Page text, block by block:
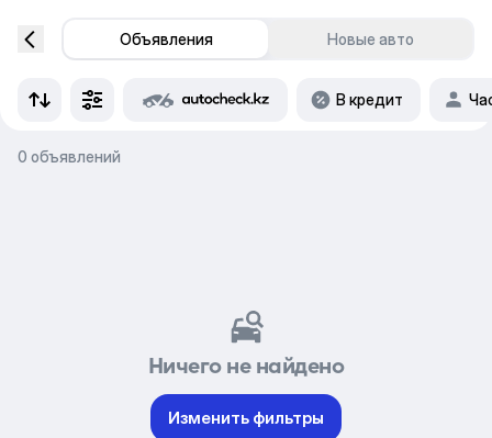
Объявления Новые авто
В кредит
0 объявлений
Ничего не найдено
Изменить фильтры